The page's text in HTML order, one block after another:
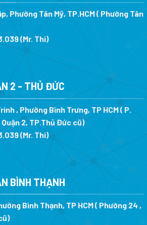
Phường Tân Mỹ, TP.HCM ( Phường Tân
(Mr. Thi)
2 - THỦ ĐỨC
, Phường Bình Trưng, TP HCM ( P.
2, TP.Thủ Đức cũ)
(Mr. Thi)
BÌNH THẠNH
Bình Thạnh, TP HCM ( Phường 24 ,